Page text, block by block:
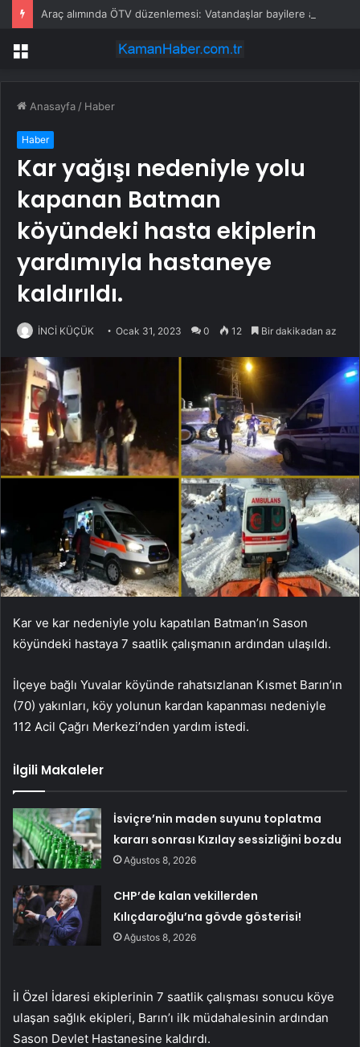
Menü
Anasayfa / Haber
Haber
Kar yağışı nedeniyle yolu
kapanan Batman
köyündeki hasta ekiplerin
yardımıyla hastaneye
kaldırıldı.
İNCİ KÜÇÜK Ocak 31, 2023 0 12 Bir dakikadan az
Kar ve kar nedeniyle yolu kapatılan Batman’ın Sason
köyündeki hastaya 7 saatlik çalışmanın ardından ulaşıldı.
İlçeye bağlı Yuvalar köyünde rahatsızlanan Kısmet Barın’ın
(70) yakınları, köy yolunun kardan kapanması nedeniyle
112 Acil Çağrı Merkezi’nden yardım istedi.
İlgili Makaleler
İsviçre’nin maden suyunu toplatma
kararı sonrası Kızılay sessizliğini bozdu
Ağustos 8, 2026
CHP’de kalan vekillerden
Kılıçdaroğlu’na gövde gösterisi!
Ağustos 8, 2026
İl Özel İdaresi ekiplerinin 7 saatlik çalışması sonucu köye
ulaşan sağlık ekipleri, Barın’ı ilk müdahalesinin ardından
Sason Devlet Hastanesine kaldırdı.